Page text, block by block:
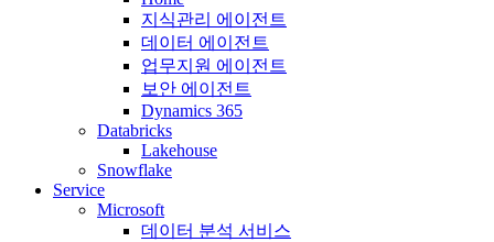
지식관리 에이전트
데이터 에이전트
업무지원 에이전트
보안 에이전트
Dynamics 365
Databricks
Lakehouse
Snowflake
Service
Microsoft
데이터 분석 서비스